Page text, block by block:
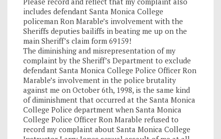
includes defendant Santa Monica College
policeman Ron Marable’s involvement with the
Sheriffs deputies bailiffs in beating me up on the
main Sheriff’s claim form 69159!
The diminishing and misrepresentation of my
complaint by the Sheriff’s Department to exclude
defendant Santa Monica College Police Officer Ron
Marable’s involvement in the police brutality
against me on October 6th, 1998, is the same kind
of diminishment that occurred at the Santa Monica
College Police department when Santa Monica
College Police Officer Ron Marable refused to
record my complaint about Santa Monica College